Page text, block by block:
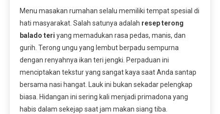
Menu masakan rumahan selalu memiliki tempat spesial di
hati masyarakat. Salah satunya adalah resep terong
balado teri yang memadukan rasa pedas, manis, dan
gurih. Terong ungu yang lembut berpadu sempurna
dengan renyahnya ikan teri jengki. Perpaduan ini
menciptakan tekstur yang sangat kaya saat Anda santap
bersama nasi hangat. Lauk ini bukan sekadar pelengkap
biasa. Hidangan ini sering kali menjadi primadona yang
habis dalam sekejap saat jam makan siang tiba.